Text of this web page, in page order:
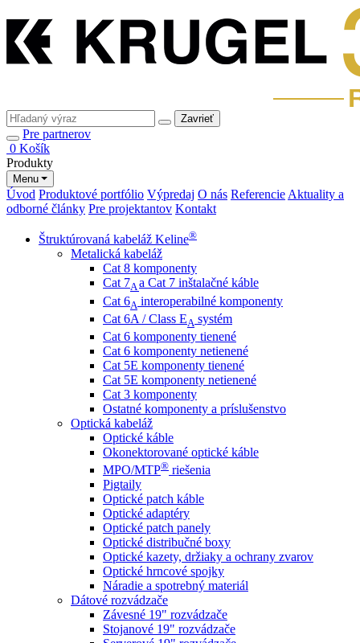
Zavrieť
Pre partnerov
0 Košík
Produkty
Menu
Úvod Produktové portfólio Výpredaj O nás Referencie Aktuality a
odborné články Pre projektantov Kontakt
Štruktúrovaná kabeláž Keline®
Metalická kabeláž
Cat 8 komponenty
Cat 7Aa Cat 7 inštalačné káble
Cat 6A interoperabilné komponenty
Cat 6A / Class EA systém
Cat 6 komponenty tienené
Cat 6 komponenty netienené
Cat 5E komponenty tienené
Cat 5E komponenty netienené
Cat 3 komponenty
Ostatné komponenty a príslušenstvo
Optická kabeláž
Optické káble
Okonektorované optické káble
MPO/MTP® ​ riešenia
Pigtaily
Optické patch káble
Optické adaptéry
Optické patch panely
Optické distribučné boxy
Optické kazety, držiaky a ochrany zvarov
Optické hrncové spojky
Náradie a spotrebný materiál
Dátové rozvádzače
Závesné 19" rozvádzače
Stojanové 19" rozvádzače